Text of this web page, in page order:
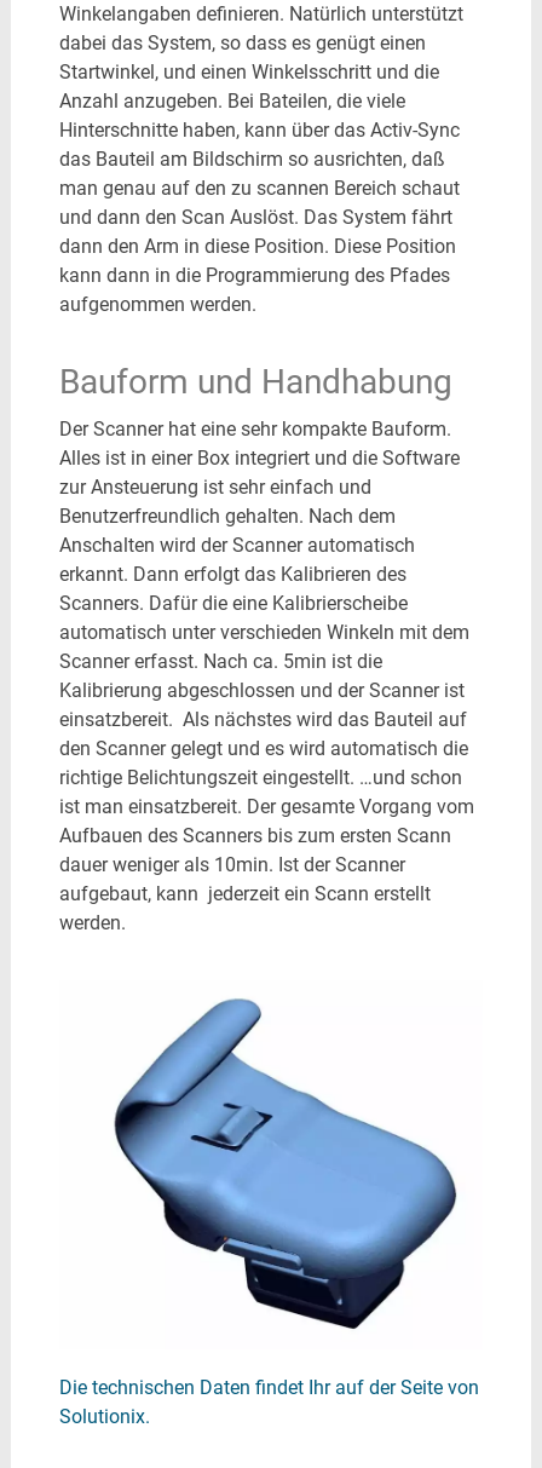
Winkelangaben definieren. Natürlich unterstützt
dabei das System, so dass es genügt einen
Startwinkel, und einen Winkelsschritt und die
Anzahl anzugeben. Bei Bateilen, die viele
Hinterschnitte haben, kann über das Activ-Sync
das Bauteil am Bildschirm so ausrichten, daß
man genau auf den zu scannen Bereich schaut
und dann den Scan Auslöst. Das System fährt
dann den Arm in diese Position. Diese Position
kann dann in die Programmierung des Pfades
aufgenommen werden.
Bauform und Handhabung
Der Scanner hat eine sehr kompakte Bauform.
Alles ist in einer Box integriert und die Software
zur Ansteuerung ist sehr einfach und
Benutzerfreundlich gehalten. Nach dem
Anschalten wird der Scanner automatisch
erkannt. Dann erfolgt das Kalibrieren des
Scanners. Dafür die eine Kalibrierscheibe
automatisch unter verschieden Winkeln mit dem
Scanner erfasst. Nach ca. 5min ist die
Kalibrierung abgeschlossen und der Scanner ist
einsatzbereit. Als nächstes wird das Bauteil auf
den Scanner gelegt und es wird automatisch die
richtige Belichtungszeit eingestellt. …und schon
ist man einsatzbereit. Der gesamte Vorgang vom
Aufbauen des Scanners bis zum ersten Scann
dauer weniger als 10min. Ist der Scanner
aufgebaut, kann jederzeit ein Scann erstellt
werden.
Die technischen Daten findet Ihr auf der Seite von
Solutionix.